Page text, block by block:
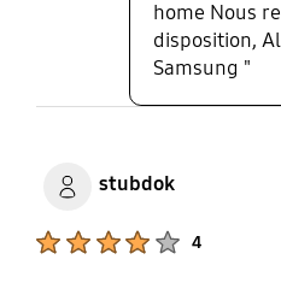
home Nous
disposition,
Samsung "
stubdok
4